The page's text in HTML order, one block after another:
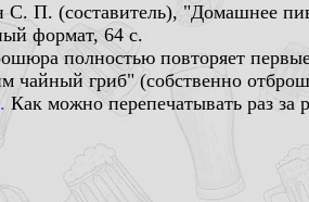
П. (составитель), "Домашнее
формат, 64 с.
полностью повторяет
чайный гриб" (собственно
Как можно перепечатывать раз